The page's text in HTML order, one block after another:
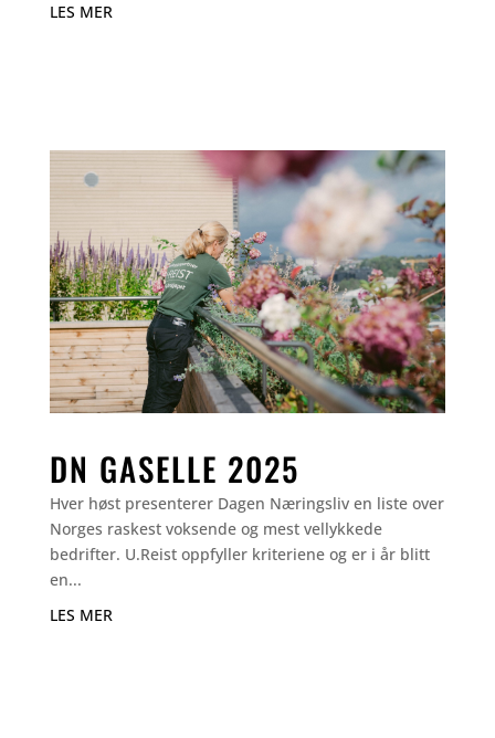
LES MER
DN GASELLE 2025
Hver høst presenterer Dagen Næringsliv en liste over
Norges raskest voksende og mest vellykkede
bedrifter. U.Reist oppfyller kriteriene og er i år blitt
en...
LES MER